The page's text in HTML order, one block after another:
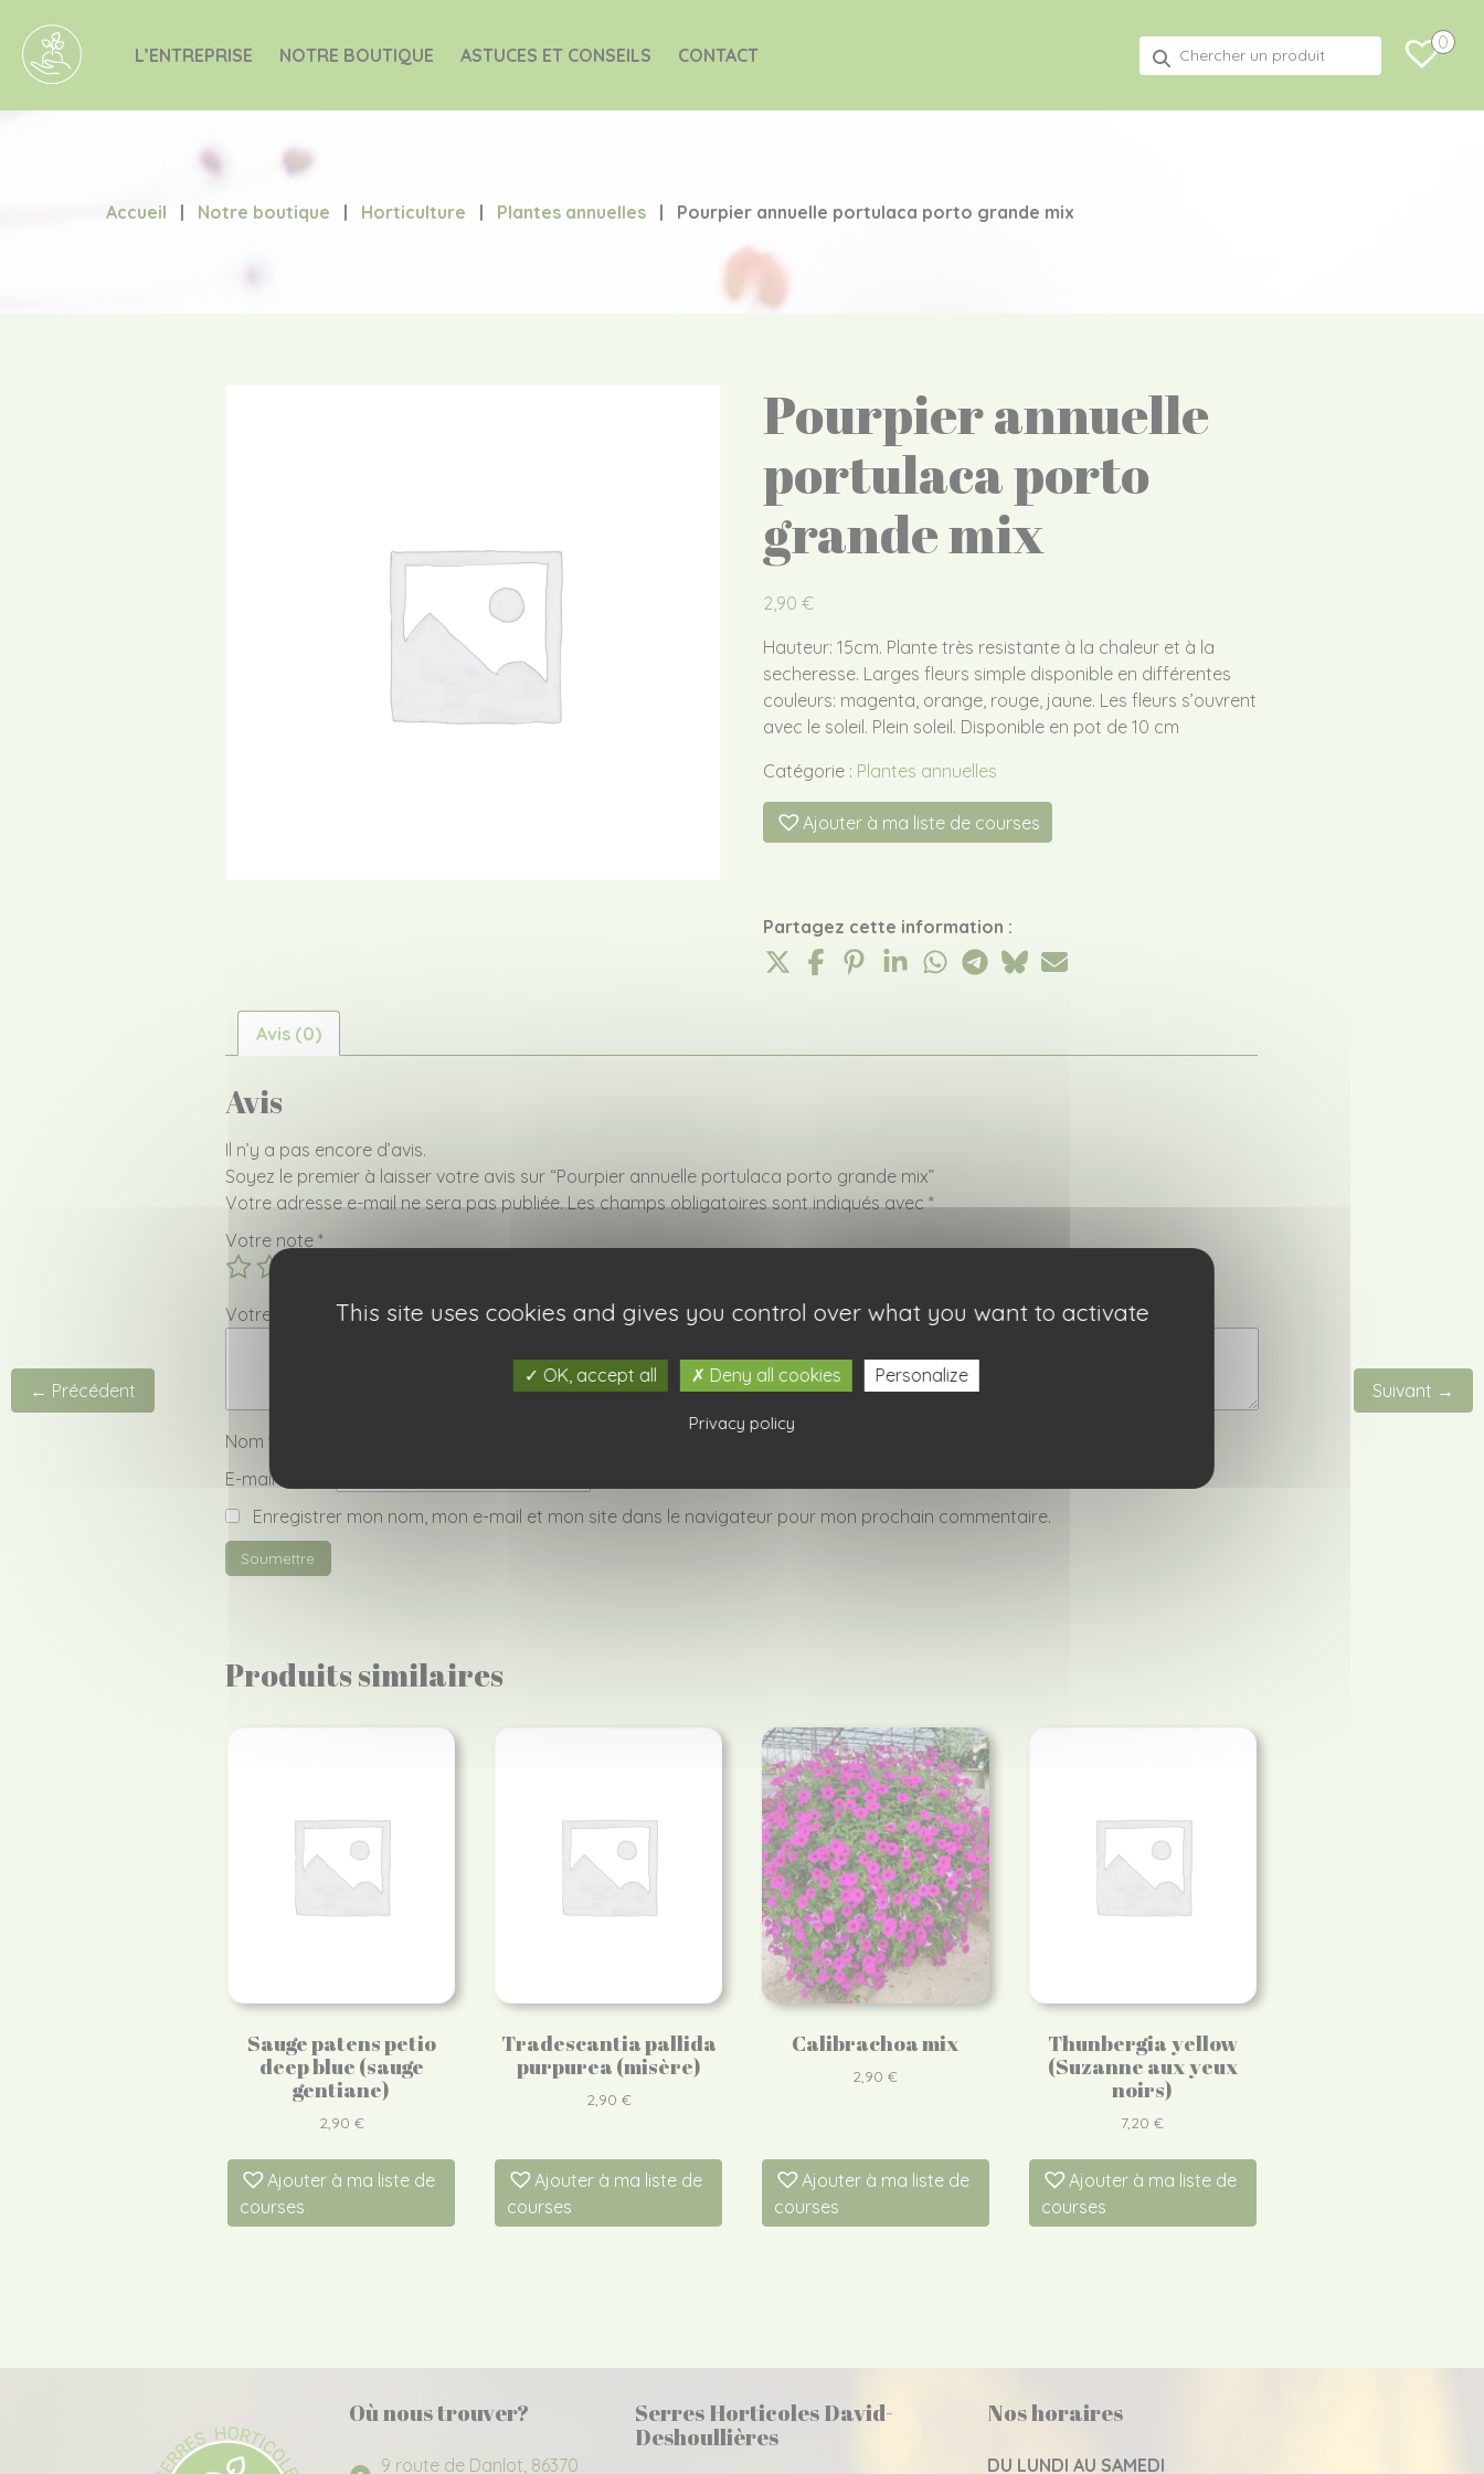
L’ENTREPRISE NOTRE BOUTIQUE ASTUCES ET CONSEILS CONTACT
Recherche
pour :
0
Accueil | Notre boutique | Horticulture | Plantes annuelles | Pourpier annuelle portulaca porto grande mix
← Précédent Suivant →
Pourpier annuelle
portulaca porto
grande mix
2,90 €
Hauteur: 15cm. Plante très resistante à la chaleur et à la
secheresse. Larges fleurs simple disponible en différentes
couleurs: magenta, orange, rouge, jaune. Les fleurs s’ouvrent
avec le soleil. Plein soleil. Disponible en pot de 10 cm
Catégorie : Plantes annuelles
Ajouter à ma liste de courses
Partagez cette information :
Avis (0)
Avis
Il n’y a pas encore d’avis.
Soyez le premier à laisser votre avis sur “Pourpier annuelle portulaca porto grande mix”
Votre adresse e-mail ne sera pas publiée. Les champs obligatoires sont indiqués avec*
Votre note *
Votre avis
Nom *
E-mail
Enregistrer mon nom, mon e-mail et mon site dans le navigateur pour mon prochain commentaire.
Produits similaires
Sauge patens petio
deep blue (sauge
gentiane)
2,90 €
Ajouter à ma liste de
courses
Tradescantia pallida
purpurea (misère)
2,90 €
Ajouter à ma liste de
courses
Calibrachoa mix
2,90€
Ajouter à ma liste de
courses
Thunbergia yellow
(Suzanne aux yeux
noirs)
7,20€
Ajouter à ma liste de
courses
Où nous trouver?
9 route de Danlot, 86370
Serres Horticoles David-
Deshoullières
Nos horaires
DU LUNDI AU SAMEDI
This site uses cookies and gives you control over what you want to activate
OK, accept all Deny all cookies Personalize
Privacy policy